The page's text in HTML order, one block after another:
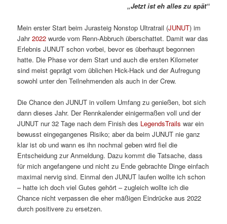
„Jetzt ist eh alles zu spät“
Mein erster Start beim Jurasteig Nonstop Ultratrail (JUNUT) im
Jahr2022 wurde vom Renn-Abbruch überschattet. Damit war das
Erlebnis JUNUT schon vorbei, bevor es überhaupt begonnen
hatte. Die Phase vor dem Start und auch die ersten Kilometer
sind meist geprägt vom üblichen Hick-Hack und der Aufregung
sowohl unter den Teilnehmenden als auch in der Crew.
Die Chance den JUNUT in vollem Umfang zu genießen, bot sich
dann dieses Jahr. Der Rennkalender einigermaßen voll und der
JUNUT nur 32 Tage nach dem Finish des LegendsTrails war ein
bewusst eingegangenes Risiko; aber da beim JUNUT nie ganz
klar ist ob und wann es ihn nochmal geben wird fiel die
Entscheidung zur Anmeldung. Dazu kommt die Tatsache, dass
für mich angefangene und nicht zu Ende gebrachte Dinge einfach
maximal nervig sind. Einmal den JUNUT laufen wollte ich schon
– hatte ich doch viel Gutes gehört – zugleich wollte ich die
Chance nicht verpassen die eher mäßigen Eindrücke aus 2022
durch positivere zu ersetzen.